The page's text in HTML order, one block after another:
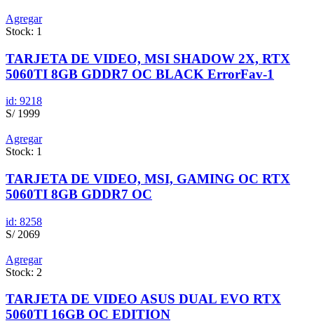
Agregar
Stock: 1
TARJETA DE VIDEO, MSI SHADOW 2X, RTX
5060TI 8GB GDDR7 OC BLACK ErrorFav-1
id: 9218
S/ 1999
Agregar
Stock: 1
TARJETA DE VIDEO, MSI, GAMING OC RTX
5060TI 8GB GDDR7 OC
id: 8258
S/ 2069
Agregar
Stock: 2
TARJETA DE VIDEO ASUS DUAL EVO RTX
5060TI 16GB OC EDITION